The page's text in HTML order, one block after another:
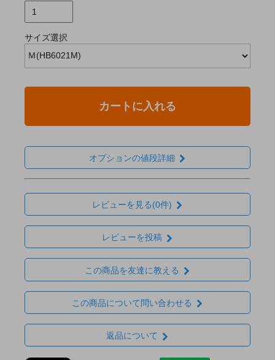
サイズ選択
カートに入れる
オプションの値段詳細
レビューを見る(0件)
レビューを投稿
この商品を友達に教える
この商品について問い合わせる
返品について